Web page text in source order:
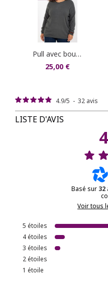
pull avec boutons au dos
25,00 €
4.9/5 - 32 avis
LISTE D'AVIS
Basé sur 32
Voir tous
5 étoiles
4étoiles
3 étoiles
2étoiles
1 étoile